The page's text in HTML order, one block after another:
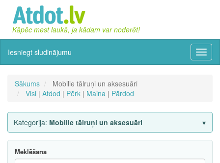
Kāpēc mest laukā, ja kādam var noderēt!
Iesniegt sludinājumu
Sākums
Mobilie tālruņi un aksesuāri
Visi | Atdod | Pērk | Maina | Pārdod
Kategorija: Mobilie tālruņi un aksesuāri
Meklēšana